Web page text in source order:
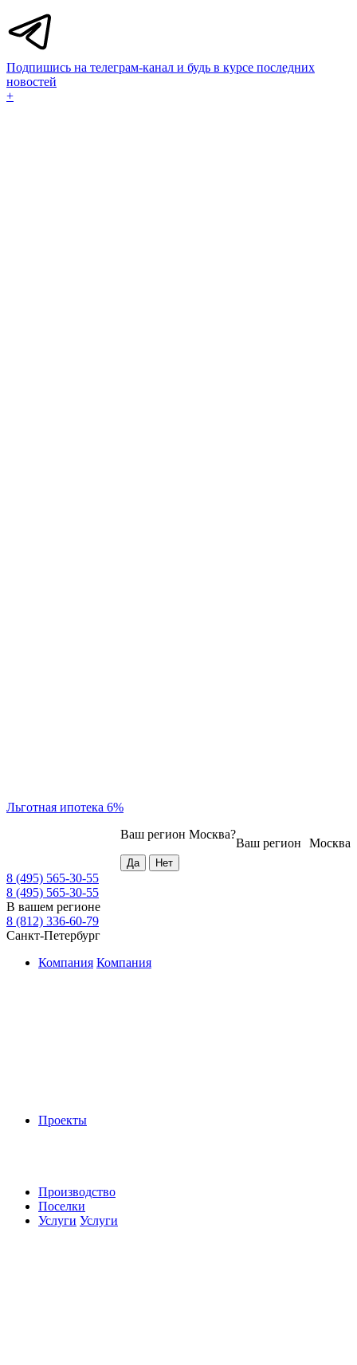
Подпишись на телеграм-канал и будь в курсе последних
новостей
+
Льготная ипотека 6%
Москва
Ваш регион
Ваш регион Москва?
8 (495) 565-30-55
8 (495) 565-30-55
В вашем регионе
8 (812) 336-60-79
Санкт-Петербург
Компания Компания
Проекты
Производство
Поселки
Услуги Услуги